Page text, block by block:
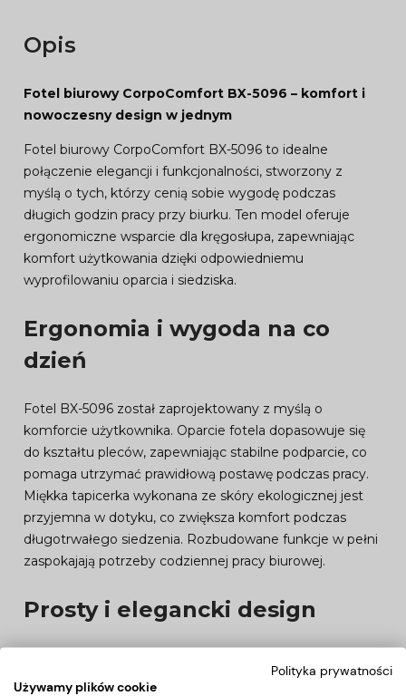
Opis
Fotel biurowy CorpoComfort BX-5096 – komfort i
nowoczesny design w jednym
Fotel biurowy CorpoComfort BX-5096 to idealne
połączenie elegancji i funkcjonalności, stworzony z
myślą o tych, którzy cenią sobie wygodę podczas
długich godzin pracy przy biurku. Ten model oferuje
ergonomiczne wsparcie dla kręgosłupa, zapewniając
komfort użytkowania dzięki odpowiedniemu
wyprofilowaniu oparcia i siedziska.
Ergonomia i wygoda na co
dzień
Fotel BX-5096 został zaprojektowany z myślą o
komforcie użytkownika. Oparcie fotela dopasowuje się
do kształtu pleców, zapewniając stabilne podparcie, co
pomaga utrzymać prawidłową postawę podczas pracy.
Miękka tapicerka wykonana ze skóry ekologicznej jest
przyjemna w dotyku, co zwiększa komfort podczas
długotrwałego siedzenia. Rozbudowane funkcje w pełni
zaspokajają potrzeby codziennej pracy biurowej.
Prosty i elegancki design
minimalistycznym wyglądem, który doskonale
Polityka prywatności
Używamy plików cookie